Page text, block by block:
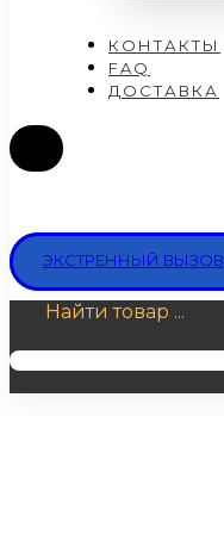
КОНТАКТЫ
FAQ
ДОСТАВКА
ЭКСТРЕННЫЙ ВЫЗОВ
Найти товар ...